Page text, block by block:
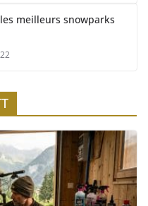
meilleurs snowparks